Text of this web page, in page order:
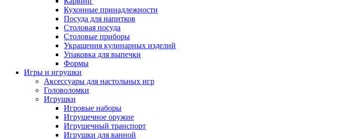
Кухонные принадлежности
Посуда для напитков
Столовая посуда
Столовые приборы
Украшения кулинарных изделий
Упаковка для выпечки
Формы
Игры и игрушки
Аксессуары для настольных игр
Головоломки
Игрушки
Игровые наборы
Игрушечное оружие
Игрушечный транспорт
Игрушки для ванной